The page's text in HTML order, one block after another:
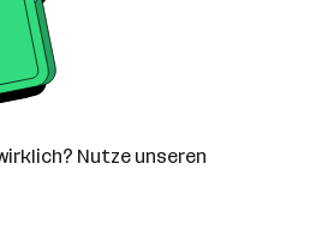
Nutze unseren